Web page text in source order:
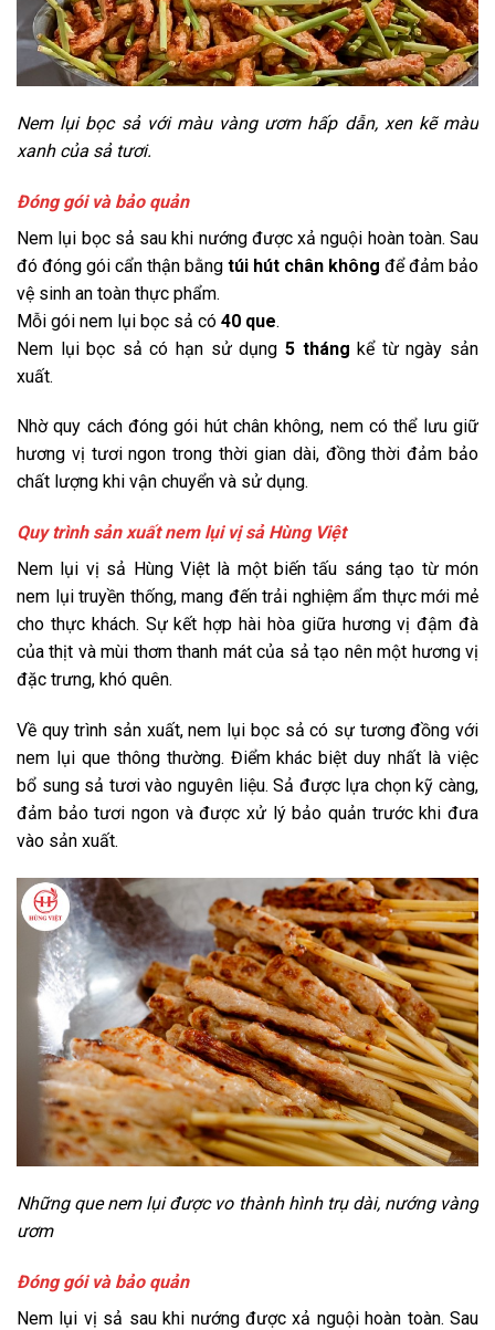
Nem lụi bọc sả với màu vàng ươm hấp dẫn, xen kẽ màu
xanh của sả tươi.
Đóng gói và bảo quản
Nem lụi bọc sả sau khi nướng được xả nguội hoàn toàn. Sau
đó đóng gói cẩn thận bằng túi hút chân không để đảm bảo
vệ sinh an toàn thực phẩm.
Mỗi gói nem lụi bọc sả có 40 que.
Nem lụi bọc sả có hạn sử dụng 5 thángkể từ ngày sản
xuất.
Nhờ quy cách đóng gói hút chân không, nem có thể lưu giữ
hương vị tươi ngon trong thời gian dài, đồng thời đảm bảo
chất lượng khi vận chuyển và sử dụng.
Quy trình sản xuất nem lụi vị sả Hùng Việt
Nem lụi vị sả Hùng Việt là một biến tấu sáng tạo từ món
nem lụi truyền thống, mang đến trải nghiệm ẩm thực mới mẻ
cho thực khách. Sự kết hợp hài hòa giữa hương vị đậm đà
của thịt và mùi thơm thanh mát của sả tạo nên một hương vị
đặc trưng, khó quên.
Về quy trình sản xuất, nem lụi bọc sả có sự tương đồng với
nem lụi que thông thường. Điểm khác biệt duy nhất là việc
bổ sung sả tươi vào nguyên liệu. Sả được lựa chọn kỹ càng,
đảm bảo tươi ngon và được xử lý bảo quản trước khi đưa
vào sản xuất.
Những que nem lụi được vo thành hình trụ dài, nướng vàng
ươm
Đóng gói và bảo quản
Nem lụi vị sả sau khi nướng được xả nguội hoàn toàn. Sau